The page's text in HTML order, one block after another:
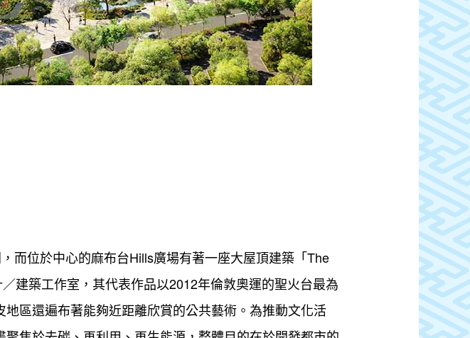
而位於中心的麻布台Hills廣場有著一座大屋頂建築「The
建築工作室，其代表作品以2012年倫敦奧運的聖火台最為
區還遍布著能夠近距離欣賞的公共藝術。為推動文化活